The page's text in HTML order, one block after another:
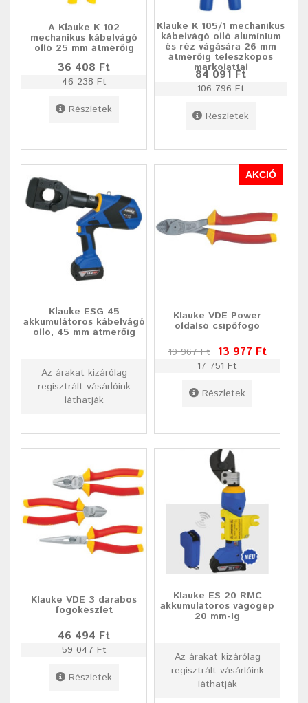
A Klauke K 102
mechanikus kábelvágó
olló 25 mm átmérőig
36 408 Ft
46 238 Ft
Részletek
Klauke K 105/1 mechanikus
kábelvágó olló alumínium
és réz vágására 26 mm
átmérőig teleszkópos
markolattal
84 091 Ft
106 796 Ft
Részletek
Klauke ESG 45
akkumulátoros kábelvágó
olló, 45 mm átmérőig
Az árakat kizárólag
regisztrált vásárlóink
láthatják
AKCIÓ
Klauke VDE Power
oldalsó csípőfogó
19 967 Ft 13 977 Ft
17 751 Ft
Részletek
Klauke VDE 3 darabos
fogókészlet
46 494 Ft
59 047 Ft
Részletek
Klauke ES 20 RMC
akkumulátoros vágógép
20 mm-ig
Az árakat kizárólag
regisztrált vásárlóink
láthatják